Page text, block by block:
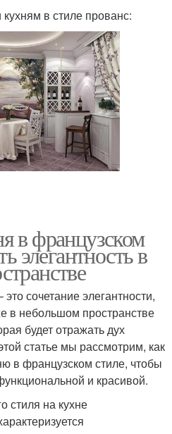
в стиле прованс:
в французском
элегантность в
сочетание элегантности,
в небольшом пространстве
будет отражать дух
статье мы рассмотрим, как
в французском стиле, чтобы
и красивой.
стиля на кухне